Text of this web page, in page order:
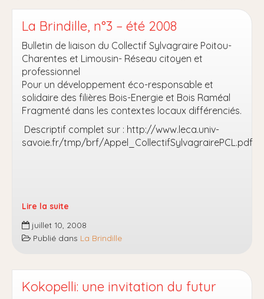
La Brindille, n°3 – été 2008
Bulletin de liaison du Collectif Sylvagraire Poitou-
Charentes et Limousin- Réseau citoyen et
professionnel
Pour un développement éco-responsable et
solidaire des filières Bois-Energie et Bois Raméal
Fragmenté dans les contextes locaux différenciés.
Descriptif complet sur : http://www.leca.univ-
savoie.fr/tmp/brf/Appel_CollectifSylvagrairePCL.pdf
Lire la suite
Brindille,
n°3
été
2008
juillet 10, 2008
Publié dans La Brindille
Kokopelli: une invitation du futur